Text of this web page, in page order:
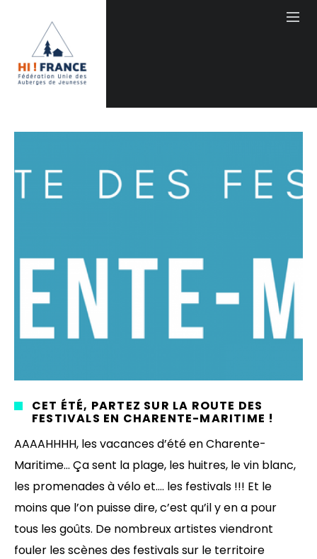
CET ÉTÉ, PARTEZ SUR LA ROUTE DES
FESTIVALS EN CHARENTE-MARITIME !
AAAAHHHH, les vacances d’été en Charente-
Maritime… Ça sent la plage, les huitres, le vin blanc,
les promenades à vélo et…. les festivals !!! Et le
moins que l’on puisse dire, c’est qu’il y en a pour
tous les goûts. De nombreux artistes viendront
fouler les scènes des festivals sur le territoire